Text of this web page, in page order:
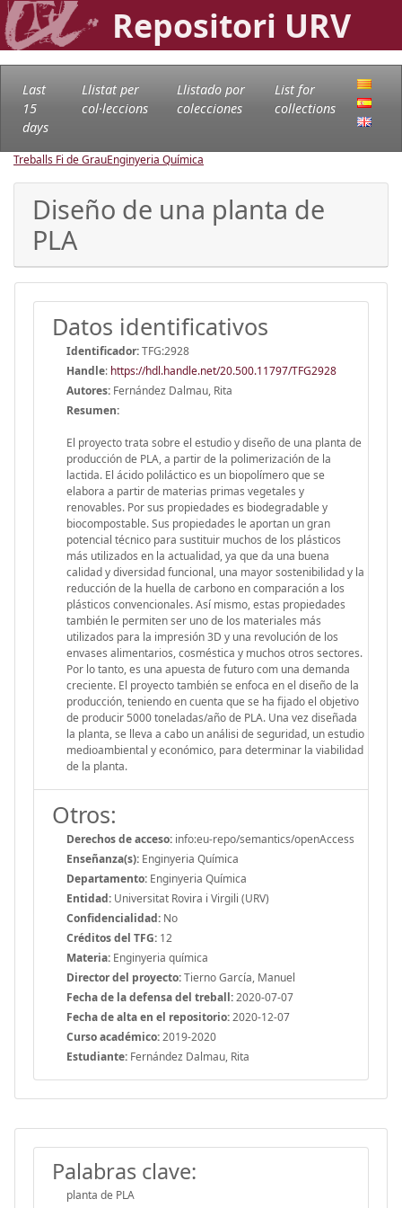
Repositori URV
Last
15
days
Llistat per
col·leccions
Llistado por
colecciones
List for
collections
Treballs Fi de GrauEnginyeria Química
Diseño de una planta de
PLA
Datos identificativos
Identificador:TFG:2928
Handle: https://hdl.handle.net/20.500.11797/TFG2928
Autores: Fernández Dalmau, Rita
Resumen:
El proyecto trata sobre el estudio y diseño de una planta de
producción de PLA, a partir de la polimerización de la
lactida. El ácido poliláctico es un biopolímero que se
elabora a partir de materias primas vegetales y
renovables. Por sus propiedades es biodegradable y
biocompostable. Sus propiedades le aportan un gran
potencial técnico para sustituir muchos de los plásticos
más utilizados en la actualidad, ya que da una buena
calidad y diversidad funcional, una mayor sostenibilidad y la
reducción de la huella de carbono en comparación a los
plásticos convencionales. Así mismo, estas propiedades
también le permiten ser uno de los materiales más
utilizados para la impresión 3D y una revolución de los
envases alimentarios, cosméstica y muchos otros sectores.
Por lo tanto, es una apuesta de futuro com una demanda
creciente. El proyecto también se enfoca en el diseño de la
producción, teniendo en cuenta que se ha fijado el objetivo
de producir 5000 toneladas/año de PLA. Una vez diseñada
la planta, se lleva a cabo un análisi de seguridad, un estudio
medioambiental y económico, para determinar la viabilidad
de la planta.
Otros:
Derechos de acceso: info:eu-repo/semantics/openAccess
Enseñanza(s): Enginyeria Química
Departamento: Enginyeria Química
Entidad: Universitat Rovira i Virgili (URV)
Confidencialidad: No
Créditos del TFG: 12
Materia: Enginyeria química
Director del proyecto:Tierno García, Manuel
Fecha de la defensa del treball:2020-07-07
Fecha de alta en el repositorio:2020-12-07
Curso académico:2019-2020
Estudiante: Fernández Dalmau, Rita
Palabras clave:
planta de PLA